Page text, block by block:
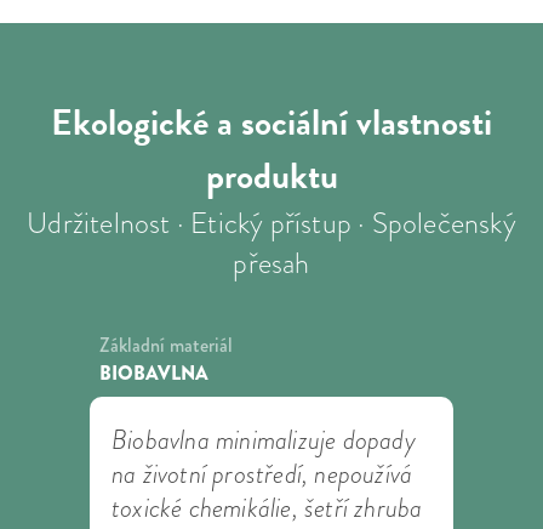
Ekologické a sociálnívlastnosti
produktu
Udržitelnost · Etický přístup · Společenský
přesah
Základní materiál
BIOBAVLNA
Biobavlna minimalizuje dopady
na životní prostředí, nepoužívá
toxické chemikálie, šetří zhruba